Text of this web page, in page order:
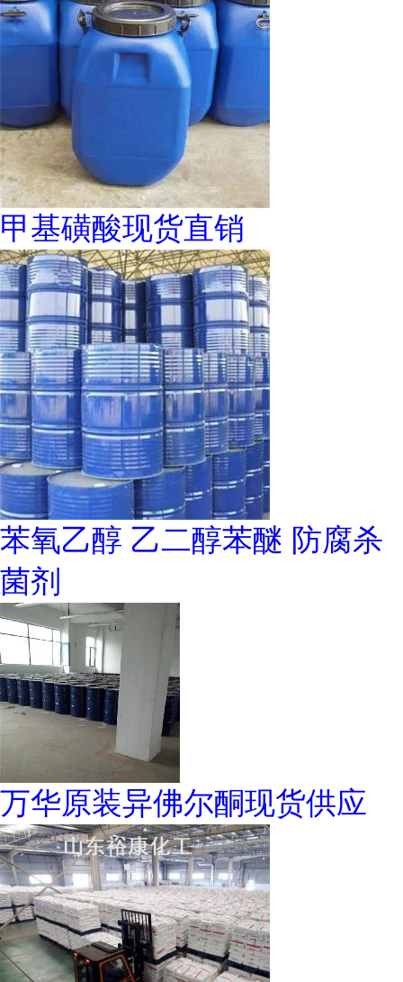
甲基磺酸现货直销
苯氧乙醇 乙二醇苯醚 防腐杀
菌剂
万华原装异佛尔酮现货供应